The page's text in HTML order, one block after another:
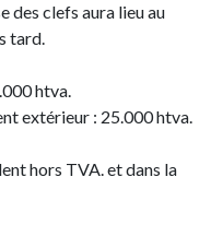
des clefs aura lieu au
tard.
htva.
extérieur : 25.000 htva.
hors TVA. et dans la